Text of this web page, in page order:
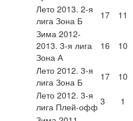
Лето 2013. 2-я
лига Зона Б
17 11
Зима 2012-
2013. 3-я лига
Зона А
16 10
Лето 2012. 3-я
лига Зона Б
17 10
Лето 2012. 3-я
лига Плей-офф 3 1